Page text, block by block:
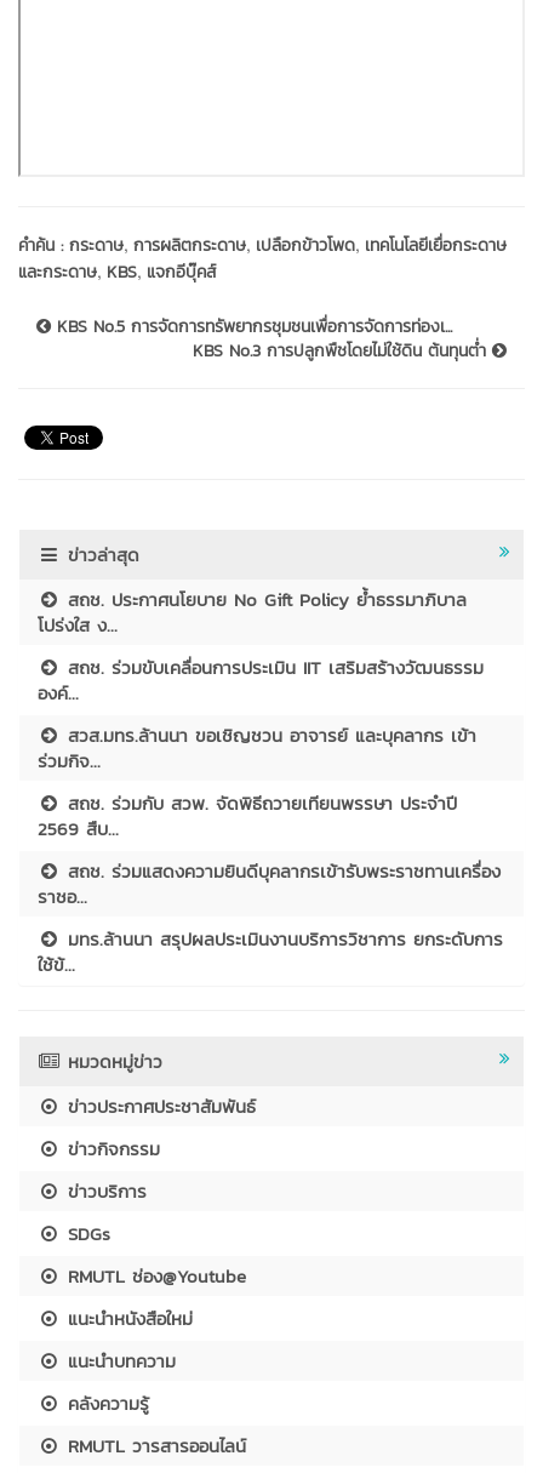
คำค้น :กระดาษ, การผลิตกระดาษ, เปลือกข้าวโพด, เทคโนโลยีเยื่อกระดาษ
และกระดาษ, KBS, แจกอีบุ๊คส์
KBS No.5 การจัดการทรัพยากรชุมชนเพื่อการจัดการท่องเ...
KBS No.3 การปลูกพืชโดยไม่ใช้ดิน ต้นทุนต่ำ
ข่าวล่าสุด
สถช. ประกาศนโยบาย No Gift Policy ย้ำธรรมาภิบาล
โปร่งใส ง...
สถช. ร่วมขับเคลื่อนการประเมิน IIT เสริมสร้างวัฒนธรรม
องค์...
สวส.มทร.ล้านนา ขอเชิญชวน อาจารย์ และบุคลากร เข้า
ร่วมกิจ...
สถช. ร่วมกับ สวพ. จัดพิธีถวายเทียนพรรษา ประจำปี
2569 สืบ...
สถช. ร่วมแสดงความยินดีบุคลากรเข้ารับพระราชทานเครื่อง
ราชอ...
มทร.ล้านนา สรุปผลประเมินงานบริการวิชาการ ยกระดับการ
ใช้ข้...
หมวดหมู่ข่าว
ข่าวประกาศประชาสัมพันธ์
ข่าวกิจกรรม
ข่าวบริการ
SDGs
RMUTL ช่อง@Youtube
แนะนำหนังสือใหม่
แนะนำบทความ
คลังความรู้
RMUTL วารสารออนไลน์